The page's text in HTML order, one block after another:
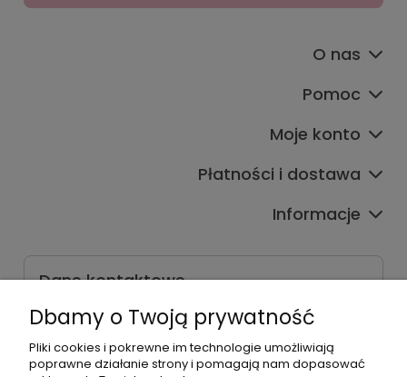
O nas
Pomoc
Moje konto
Płatności i dostawa
Informacje
Dane kontaktowe
Pon.-Pt. 9:00-17:00
Telefon:
Dbamy o Twoją prywatność
Pliki cookies i pokrewne im technologie umożliwiają
poprawne działanie strony i pomagają nam dopasować